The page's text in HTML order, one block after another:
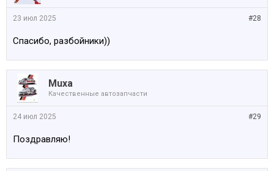
#28
23 июл 2025
Спасибо, разбойники))
Muxa
Качественные автозапчасти
#29
24 июл 2025
Поздравляю!